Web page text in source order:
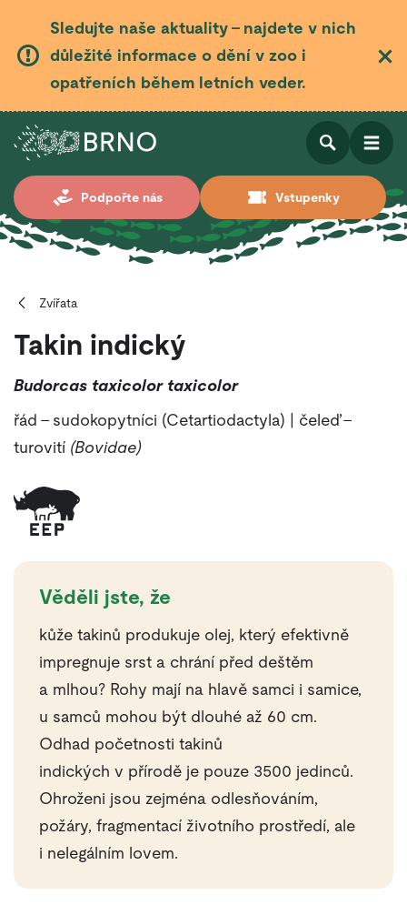
Sledujte naše aktuality – najdete v nich
důležité informace o dění v zoo i
opatřeních během letních veder.
Podpořte nás Vstupenky
Otevřít
Otevřít
Zvířata
Takin indický
Budorcas taxicolor taxicolor
řád – sudokopytníci (Cetartiodactyla) | čeleď –
turovití (Bovidae)
Věděli jste, že
kůže takinů produkuje olej, který efektivně
impregnuje srst a chrání před deštěm
a mlhou? Rohy mají na hlavě samci i samice,
u samců mohou být dlouhé až 60 cm.
Odhad početnosti takinů
indických v přírodě je pouze 3500 jedinců.
Ohroženi jsou zejména odlesňováním,
požáry, fragmentací životního prostředí, ale
i nelegálním lovem.